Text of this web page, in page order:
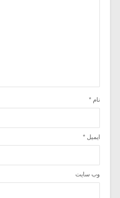
نام *
ایمیل *
وب‌ سایت